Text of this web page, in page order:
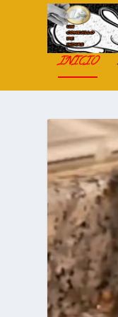
INICIO